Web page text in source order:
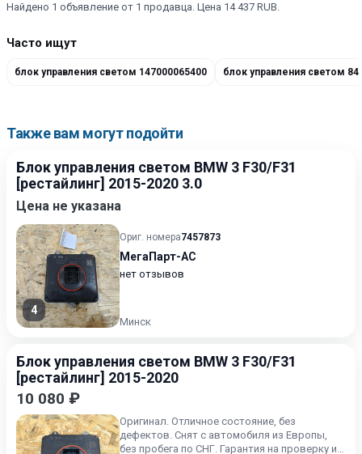
Найдено 1 объявление от 1 продавца. Цена 14 437 RUB.
Часто ищут
блок управления светом 147000065400 блок управления светом
Также вам могут подойти
Блок управления светом BMW 3 F30/F31
[рестайлинг] 2015-2020 3.0
Цена не указана
4
Ориг. номера7457873
МегаПарт-АС
нет отзывов
Минск
Блок управления светом BMW 3 F30/F31
[рестайлинг] 2015-2020
10 080 ₽
Оригинал. Отличное состояние, без
дефектов. Снят с автомобиля из Европы,
без пробега по СНГ. Гарантия на проверку и